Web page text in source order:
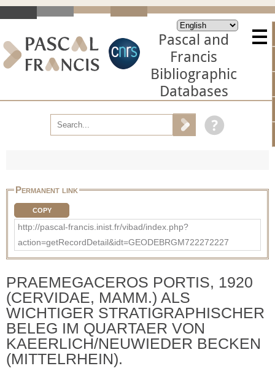
Pascal and
Francis
Bibliographic
Databases
Permanent link
COPY
http://pascal-francis.inist.fr/vibad/index.php?
action=getRecordDetail&idt=GEODEBRGM722272227
PRAEMEGACEROS PORTIS, 1920
(CERVIDAE, MAMM.) ALS
WICHTIGER STRATIGRAPHISCHER
BELEG IM QUARTAER VON
KAEERLICH/NEUWIEDER BECKEN
(MITTELRHEIN).